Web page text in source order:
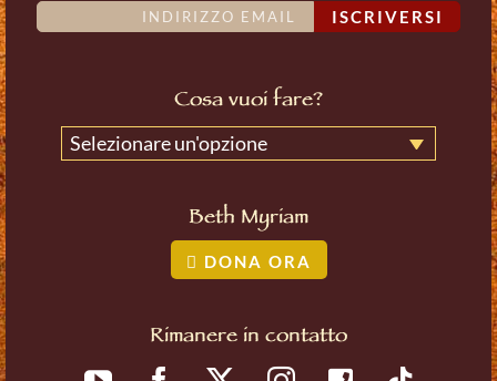
ISCRIVERSI
Cosa vuoi fare?
Selezionare un'opzione
Beth Myriam
DONA ORA
Rimanere in contatto